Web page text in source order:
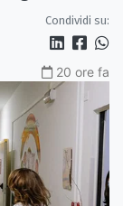
Condividi su:
20 ore fa